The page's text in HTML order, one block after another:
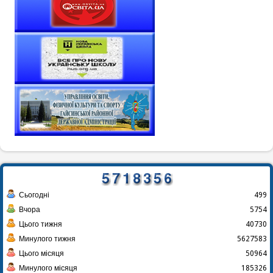
Сьогодні
Вчора
Цього тижня
Минулого тижня
Цього місяця
Минулого місяця
499
5754
40730
5627583
50964
185326